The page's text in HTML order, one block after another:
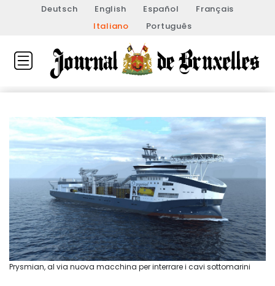
Deutsch English Español
Français
Italiano
Português
Prysmian, al via nuova macchina per interrare i cavi sottomarini